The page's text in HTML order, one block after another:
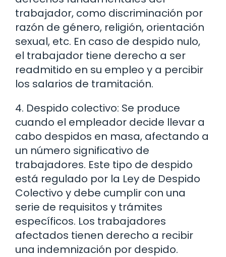
trabajador, como discriminación por
razón de género, religión, orientación
sexual, etc. En caso de despido nulo,
el trabajador tiene derecho a ser
readmitido en su empleo y a percibir
los salarios de tramitación.
4. Despido colectivo: Se produce
cuando el empleador decide llevar a
cabo despidos en masa, afectando a
un número significativo de
trabajadores. Este tipo de despido
está regulado por la Ley de Despido
Colectivo y debe cumplir con una
serie de requisitos y trámites
específicos. Los trabajadores
afectados tienen derecho a recibir
una indemnización por despido.